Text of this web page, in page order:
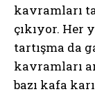
kavramları
çıkıyor. Her
tartışma da
kavramları
bazı kafa